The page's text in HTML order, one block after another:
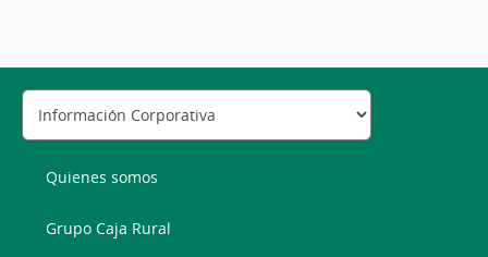
Quienes somos
Grupo Caja Rural